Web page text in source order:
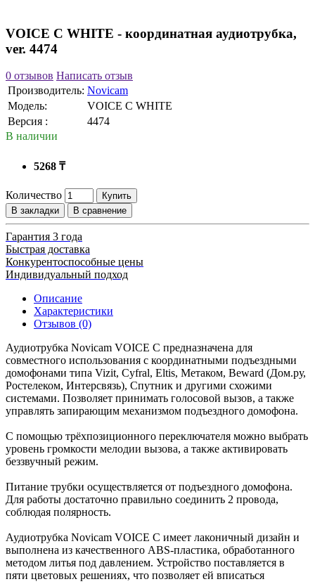
VOICE С WHITE - координатная аудиотрубка,
ver. 4474
0 отзывов Написать отзыв
Производитель: Novicam
Модель:
VOICE С WHITE
Версия :
4474
В наличии
5268 ₸
Количество
Купить
В закладки
В сравнение
Гарантия 3 года
Быстрая доставка
Конкурентоспособные цены
Индивидуальный подход
Описание
Характеристики
Отзывов (0)
Аудиотрубка Novicam VOICE C предназначена для
совместного использования с координатными подъездными
домофонами типа Vizit, Cyfral, Eltis, Метаком, Beward (Дом.ру,
Ростелеком, Интерсвязь), Спутник и другими схожими
системами. Позволяет принимать голосовой вызов, а также
управлять запирающим механизмом подъездного домофона.
С помощью трёхпозиционного переключателя можно выбрать
уровень громкости мелодии вызова, а также активировать
беззвучный режим.
Питание трубки осуществляется от подъездного домофона.
Для работы достаточно правильно соединить 2 провода,
соблюдая полярность.
Аудиотрубка Novicam VOICE С имеет лаконичный дизайн и
выполнена из качественного ABS-пластика, обработанного
методом литья под давлением. Устройство поставляется в
пяти цветовых решениях, что позволяет ей вписаться